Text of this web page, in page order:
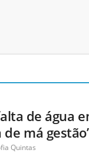
de água
má
Quintas